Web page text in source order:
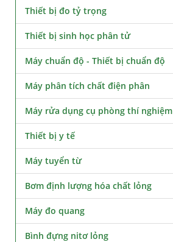
Thiết bị đo tỷ trọng
Thiết bị sinh học phân tử
Máy chuẩn độ - Thiết bị chuẩn độ
Máy phân tích chất điện phân
Máy rửa dụng cụ phòng thí nghiệm
Thiết bị y tế
Máy tuyển từ
Bơm định lượng hóa chất lỏng
Máy đo quang
Bình đựng nitơ lỏng